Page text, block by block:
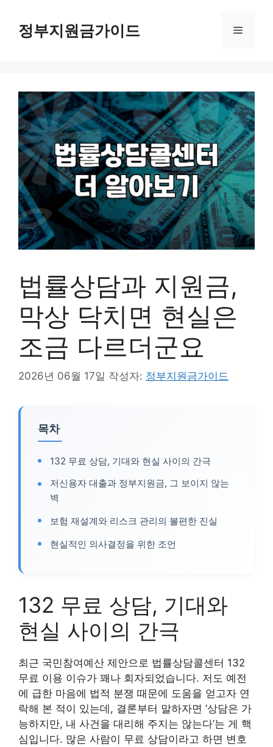
정부지원금가이드 메
법률상담과 지원금,
막상 닥치면 현실은
조금 다르더군요
2026년 06월 17일 작성자: 정부지원금가이드
목차
132 무료 상담, 기대와 현실 사이의 간극
저신용자 대출과 정부지원금, 그 보이지 않는
벽
보험 재설계와 리스크 관리의 불편한 진실
현실적인 의사결정을 위한 조언
132 무료 상담, 기대와
현실 사이의 간극
최근 국민참여예산 제안으로 법률상담콜센터 132
무료 이용 이슈가 꽤나 회자되었습니다. 저도 예전
에 급한 마음에 법적 분쟁 때문에 도움을 얻고자 연
락해 본 적이 있는데, 결론부터 말하자면 ‘상담은 가
능하지만, 내 사건을 대리해 주지는 않는다’는 게 핵
심입니다. 많은 사람이 무료 상담이라고 하면 변호